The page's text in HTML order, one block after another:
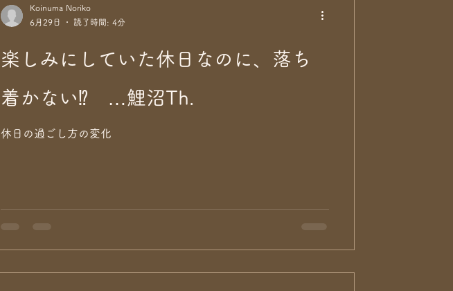
楽しみにしていた休日なのに、落ち
着かない⁉ …鯉沼Th.
休日の過ごし方の変化
Koinuma Noriko
6月29日
読了時間: 4分